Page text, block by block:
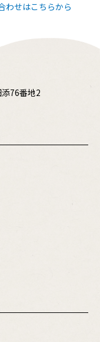
わせはこちらから
76番地2